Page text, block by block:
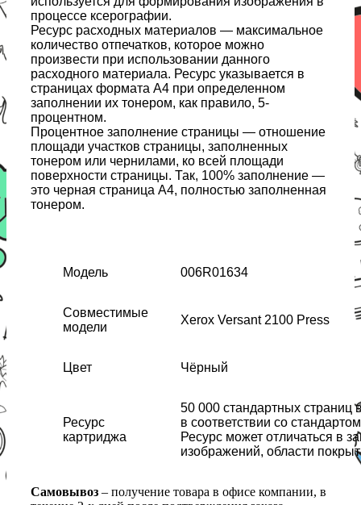
процессе ксерографии.
Ресурс расходных материалов — максимальное
количество отпечатков, которое можно
произвести при использовании данного
расходного материала. Ресурс указывается в
страницах формата А4 при определенном
заполнении их тонером, как правило, 5-
процентном.
Процентное заполнение страницы — отношение
площади участков страницы, заполненных
тонером или чернилами, ко всей площади
поверхности страницы. Так, 100% заполнение —
это черная страница А4, полностью заполненная
тонером.
Модель 006R01634
Совместимые
модели
Xerox Versant 2100 Press
Цвет Чёрный
Ресурс
картриджа
50 000 стандартных страниц
в соответствии со
Ресурс может отличаться в
изображений, области
Самовывоз – получение товара в офисе компании, в